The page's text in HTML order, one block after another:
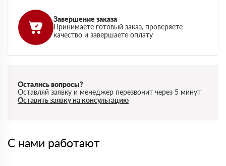
Завершение заказа
Принимаете готовый заказ, проверяете
качество и завершаете оплату
Остались вопросы?
Оставляй заявку и менеджер перезвонит через 5 минут
Оставить заявку на консультацию
С нами работают